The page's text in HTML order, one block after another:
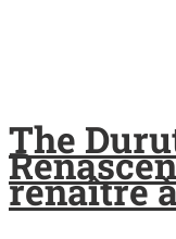
The
renaître